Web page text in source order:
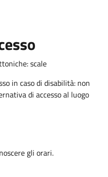
scale
in caso di disabilità: non
di accesso al luogo
gli orari.